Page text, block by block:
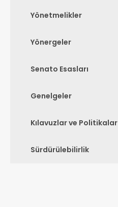
Yönetmelikler
Yönergeler
Senato Esasları
Genelgeler
Kılavuzlar ve Politikalar
Sürdürülebilirlik